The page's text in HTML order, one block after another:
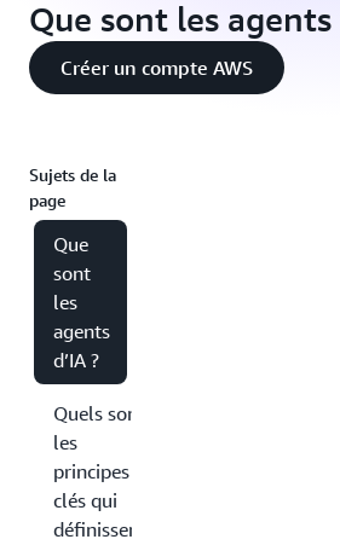
Que sont les agents
Créer un compte AWS
Sujets de la
page
Que
sont
les
agents
d’IA ?
Quels sont
les
principes
clés qui
définissent